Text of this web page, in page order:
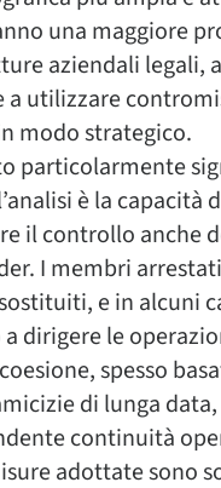
una maggiore
aziendali legali,
a utilizzare
modo strategico.
particolarmente
è la capacità
il controllo anche
I membri
e in alcuni
dirigere le
spesso
di lunga
continuità
adottate sono